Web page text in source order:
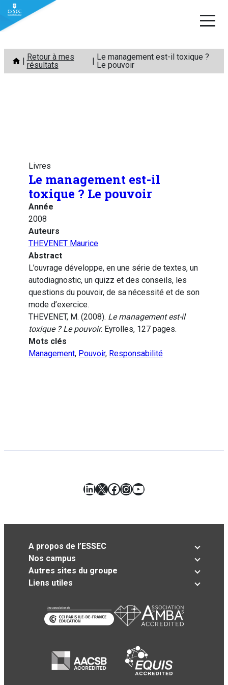
Aller
contenu
Retour à mes
résultats
Le management est-il toxique ?
Le pouvoir
Livres
Le management est-il
toxique ? Le pouvoir
Année
2008
Auteurs
THEVENET Maurice
Abstract
L’ouvrage développe, en une série de textes, un
autodiagnostic, un quizz et des conseils, les
questions du pouvoir, de sa nécessité et de son
mode d’exercice.
THEVENET, M. (2008). Le management est-il
toxique ? Le pouvoir. Eyrolles, 127 pages.
Mots clés
Management, Pouvoir, Responsabilité
LinkedIn
X Facebook
Instagram
YouTube
A propos de l’ESSEC
Nos campus
Autres sites du groupe
Liens utiles